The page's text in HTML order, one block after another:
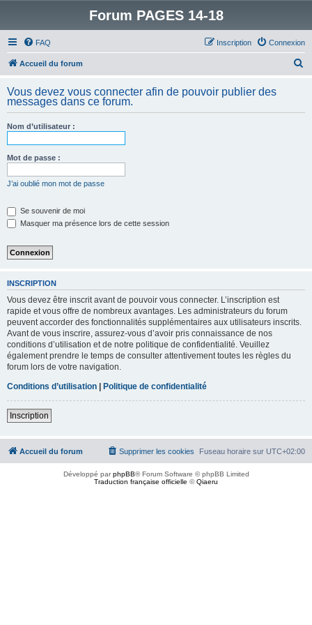
Forum PAGES 14-18
FAQ Connexion
Inscription
Accueil du forum
h
Vous devez vous connecter afin de pouvoir publier des
messages dans ce forum.
Nom d’utilisateur :
Mot de passe :
J’ai oublié mon mot de passe
Se souvenir de moi
Masquer ma présence lors de cette session
INSCRIPTION
Vous devez être inscrit avant de pouvoir vous connecter. L’inscription est
rapide et vous offre de nombreux avantages. Les administrateurs du forum
peuvent accorder des fonctionnalités supplémentaires aux utilisateurs inscrits.
Avant de vous inscrire, assurez-vous d’avoir pris connaissance de nos
conditions d’utilisation et de notre politique de confidentialité. Veuillez
également prendre le temps de consulter attentivement toutes les règles du
forum lors de votre navigation.
Conditions d’utilisation | Politique de confidentialité
Inscription
Accueil du forum Fuseau horaire sur UTC+02:00
Supprimer les cookies
Développé parphpBB® Forum Software © phpBB Limited
Traduction française officielle ©Qiaeru